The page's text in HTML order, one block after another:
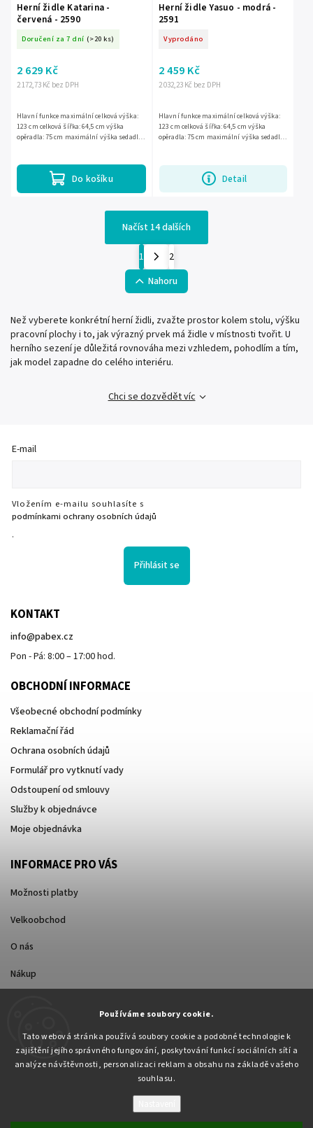
Používáme soubory cookie.
Tato webová stránka používá soubory cookie a podobné technologie k
zajištění jejího správného fungování, poskytování funkcí sociálních sítí a
analýze návštěvnosti, personalizaci reklam a obsahu na základě vašeho
souhlasu.
Herní židle Katarina -
červená - 2590
Doručení za 7 dní (>20 ks)
2 172,73 Kč bez DPH
2 629 Kč
Do košíku
Hlavní funkce maximální celková výška:
123 cm celková šířka: 64,5 cm výška
opěradla: 75 cm maximální výška sedadla:
Herní židle Yasuo - modrá -
2591
Vyprodáno
2 032,23 Kč bez DPH
2 459 Kč
Detail
Hlavní funkce maximální celková výška:
123 cm celková šířka: 64,5 cm výška
opěradla: 75 cm maximální výška sedadla:
Načíst 14 dalších
1
2
Nahoru
Než vyberete konkrétní herní židli, zvažte prostor kolem stolu, výšku
pracovní plochy i to, jak výrazný prvek má židle v místnosti tvořit. U
herního sezení je důležitá rovnováha mezi vzhledem, pohodlím a tím,
jak model zapadne do celého interiéru.
Chci se dozvědět víc
E-mail
Vložením e-mailu souhlasíte s
podmínkami ochrany osobních údajů
.
Přihlásit se
KONTAKT
info@pabex.cz
Pon - Pá: 8:00 – 17:00 hod.
OBCHODNÍ INFORMACE
Všeobecné obchodní podmínky
Reklamační řád
Ochrana osobních údajů
Formulář pro vytknutí vady
Odstoupení od smlouvy
Služby k objednávce
Moje objednávka
INFORMACE PRO VÁS
Možnosti platby
Velkoobchod
O nás
Nákup
Copyright 2026Pabex.cz. Všechna práva vyhrazena.